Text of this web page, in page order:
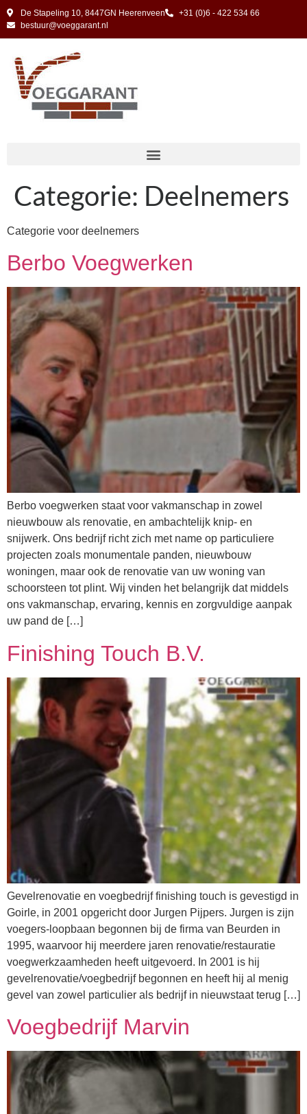
De Stapeling 10, 8447GN Heerenveen
+31 (0)6 - 422 534 66
bestuur@voeggarant.nl
Categorie: Deelnemers
Categorie voor deelnemers
Berbo Voegwerken
Berbo voegwerken staat voor vakmanschap in zowel
nieuwbouw als renovatie, en ambachtelijk knip- en
snijwerk. Ons bedrijf richt zich met name op particuliere
projecten zoals monumentale panden, nieuwbouw
woningen, maar ook de renovatie van uw woning van
schoorsteen tot plint. Wij vinden het belangrijk dat middels
ons vakmanschap, ervaring, kennis en zorgvuldige aanpak
uw pand de […]
Finishing Touch B.V.
Gevelrenovatie en voegbedrijf finishing touch is gevestigd in
Goirle, in 2001 opgericht door Jurgen Pijpers. Jurgen is zijn
voegers-loopbaan begonnen bij de firma van Beurden in
1995, waarvoor hij meerdere jaren renovatie/restauratie
voegwerkzaamheden heeft uitgevoerd. In 2001 is hij
gevelrenovatie/voegbedrijf begonnen en heeft hij al menig
gevel van zowel particulier als bedrijf in nieuwstaat terug […]
Voegbedrijf Marvin